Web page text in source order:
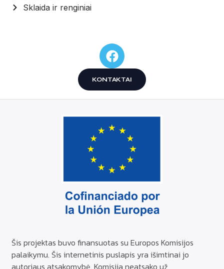
Sklaida ir renginiai
KONTAKTAI
Šis projektas buvo finansuotas su Europos Komisijos
palaikymu. Šis internetinis puslapis yra išimtinai jo
autoriaus atsakomybė. Komisija neatsako už